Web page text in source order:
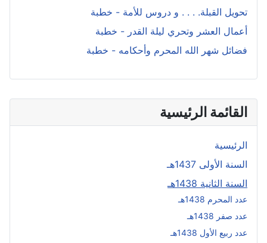
القائمة الرئيسية
الرئيسية
السنة الأولى 1437هـ
السنة الثانية 1438هـ
عدد المحرم 1438هـ
عدد صفر 1438هـ
عدد ربيع الأول 1438هـ
تحويل القبلة. . . . و دروس للأمة - خطبة
أعمال العشر وتحري ليلة القدر - خطبة
فضائل شهر الله المحرم وأحكامه - خطبة